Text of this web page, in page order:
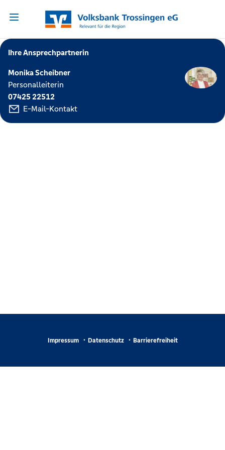
Ihre Ansprechpartnerin
Monika Scheibner
Personalleiterin
07425 22512
E-Mail-Kontakt
Impressum Datenschutz Barrierefreiheit